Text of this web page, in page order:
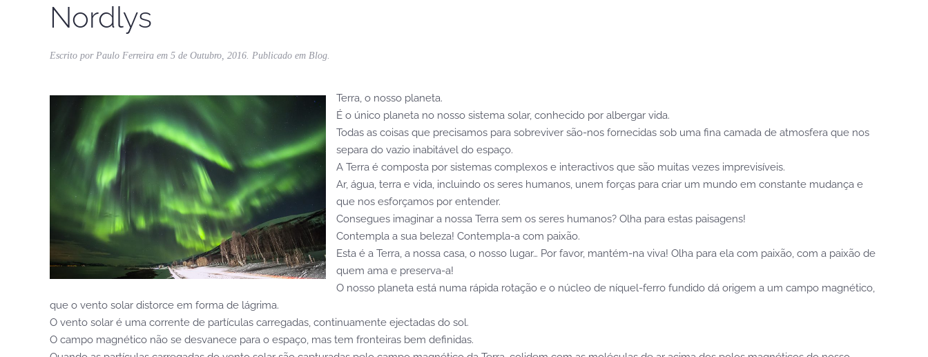
Nordlys
Escrito por Paulo Ferreira em 5 de Outubro, 2016. Publicado em Blog.
Terra, o nosso planeta.
É o único planeta no nosso sistema solar, conhecido por albergar vida.
Todas as coisas que precisamos para sobreviver são-nos fornecidas sob uma fina camada de atmosfera que nos
separa do vazio inabitável do espaço.
A Terra é composta por sistemas complexos e interactivos que são muitas vezes imprevisíveis.
Ar, água, terra e vida, incluindo os seres humanos, unem forças para criar um mundo em constante mudança e
que nos esforçamos por entender.
Consegues imaginar a nossa Terra sem os seres humanos? Olha para estas paisagens!
Contempla a sua beleza! Contempla-a com paixão.
Esta é a Terra, a nossa casa, o nosso lugar… Por favor, mantém-na viva! Olha para ela com paixão, com a paixão de
quem ama e preserva-a!
O nosso planeta está numa rápida rotação e o núcleo de níquel-ferro fundido dá origem a um campo magnético,
que o vento solar distorce em forma de lágrima.
O vento solar é uma corrente de partículas carregadas, continuamente ejectadas do sol.
O campo magnético não se desvanece para o espaço, mas tem fronteiras bem definidas.